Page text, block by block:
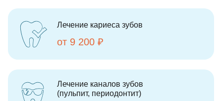
Лечение кариеса зубов
от 9 200 ₽
Лечение каналов зубов
(пульпит, периодонтит)